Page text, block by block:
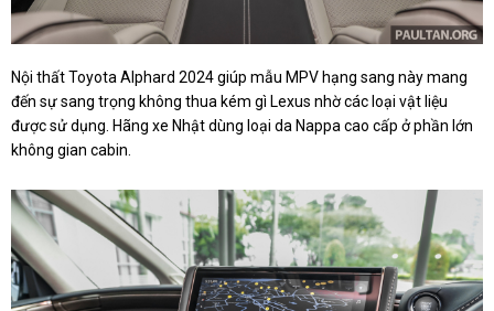
Nội thất Toyota Alphard 2024 giúp mẫu MPV hạng sang này mang
đến sự sang trọng không thua kém gì Lexus nhờ các loại vật liệu
được sử dụng. Hãng xe Nhật dùng loại da Nappa cao cấp ở phần lớn
không gian cabin.